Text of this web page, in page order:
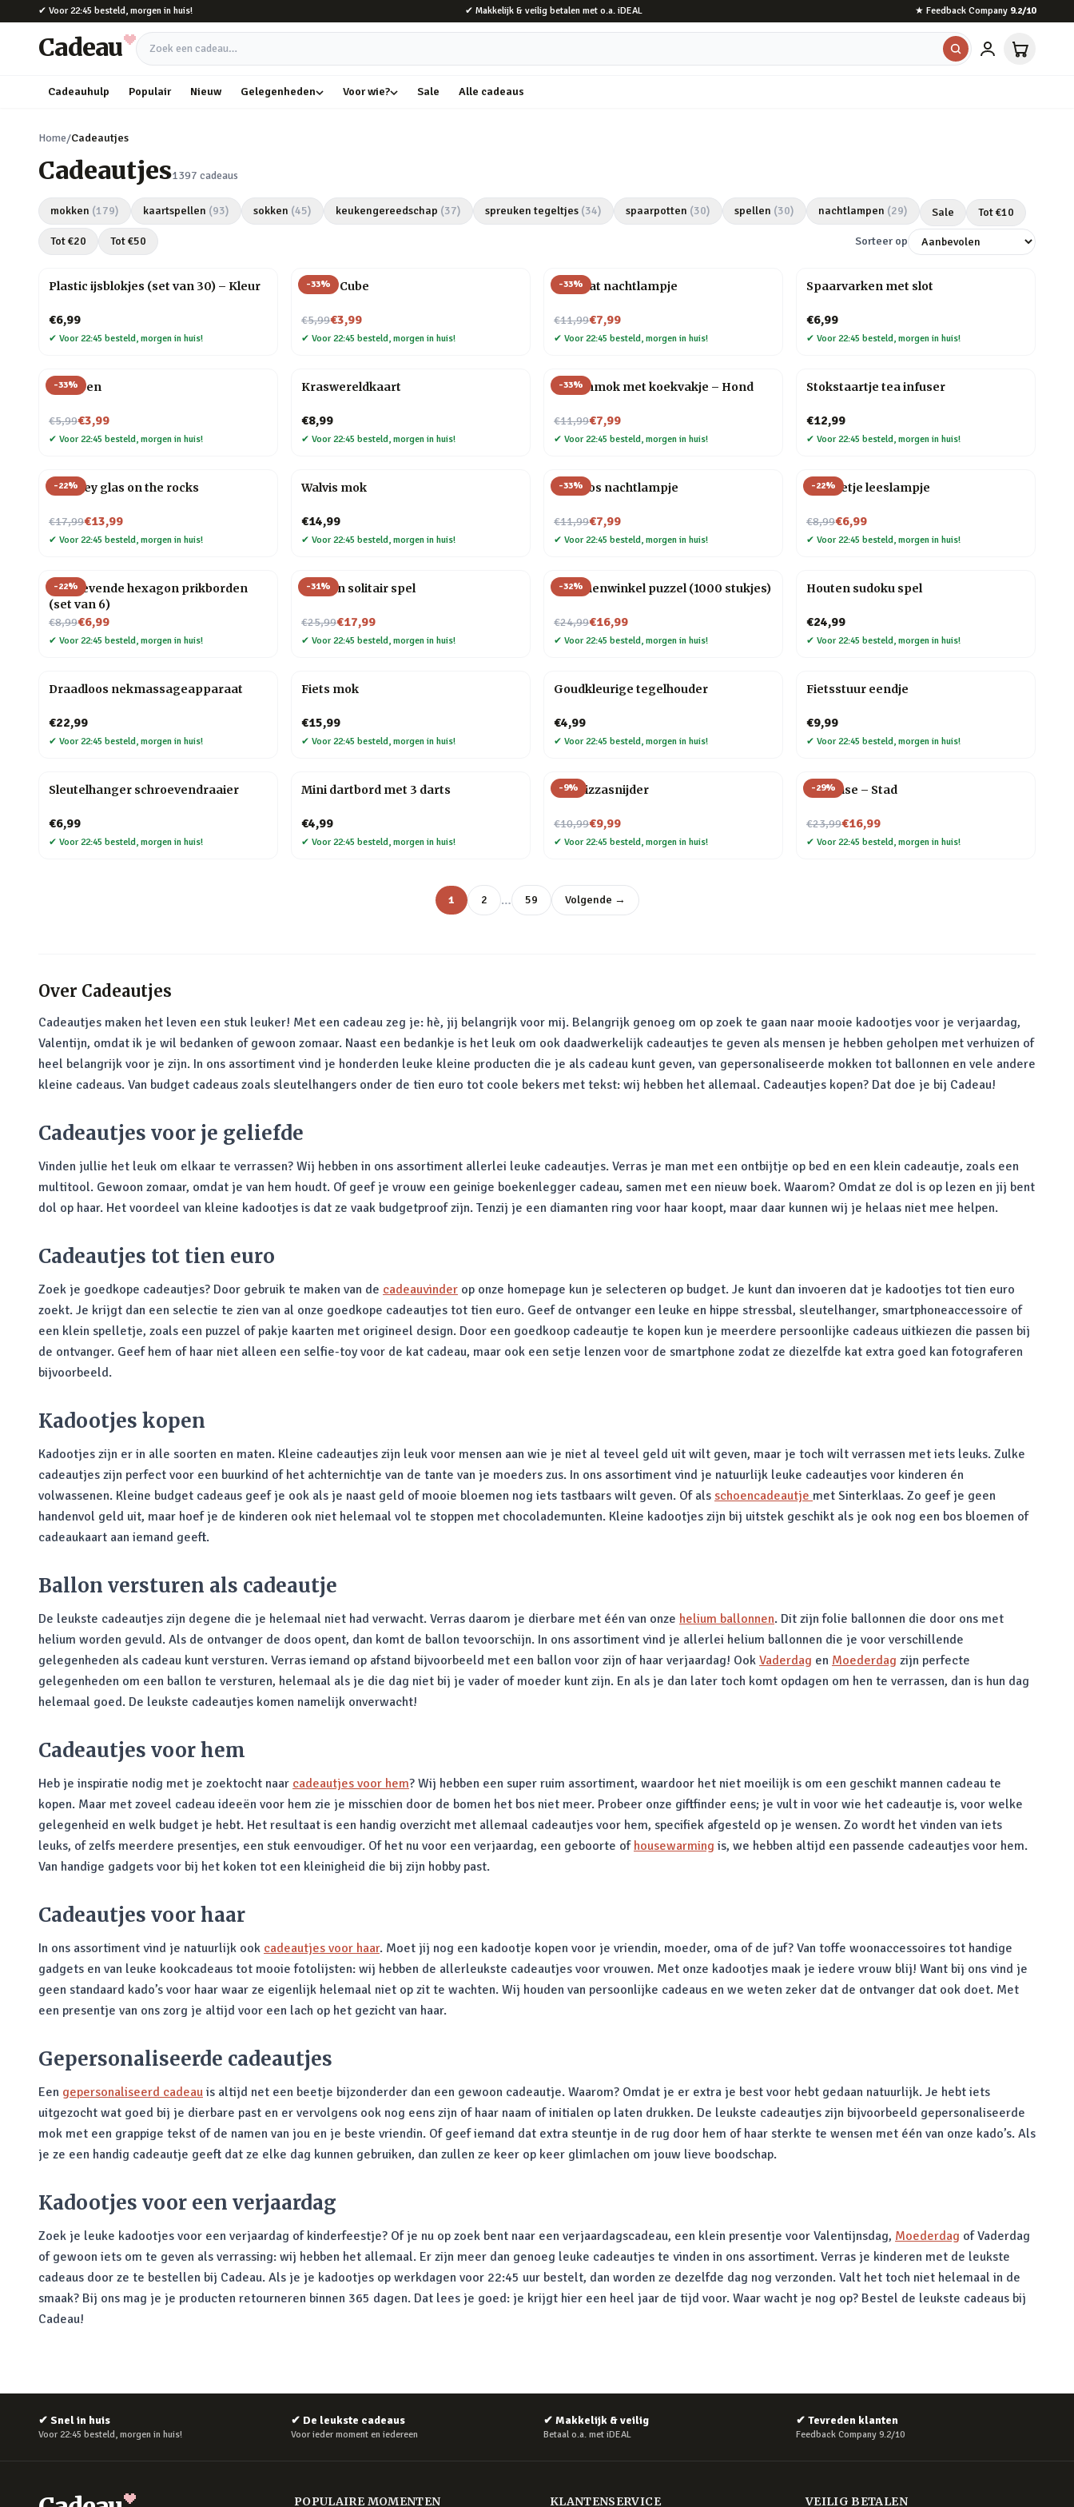
Naar hoofdinhoud
✔ Voor 22:45 besteld, morgen in huis! ✔ Makkelijk & veilig betalen met o.a. iDEAL ★ Feedback Company 9.2/10
Cadeau Zoek een cadeau
Cadeauhulp Populair Nieuw Gelegenheden Voor wie? Sale Alle cadeaus
Home/Cadeautjes
Cadeautjes1397 cadeaus
mokken (179) kaartspellen (93) sokken (45) keukengereedschap (37) spreuken tegeltjes (34) spaarpotten (30) spellen (30) nachtlampen (29) Sale Tot €10
Tot €20 Tot €50 Sorteer op
Plastic ijsblokjes (set van 30) – Kleur
€6,99
✔ Voor 22:45 besteld, morgen in huis!
-33%
Magic Cube
€5,99
Nu voor€3,99
✔ Voor 22:45 besteld, morgen in huis!
-33%
Mini kat nachtlampje
€11,99
Nu voor€7,99
✔ Voor 22:45 besteld, morgen in huis!
Spaarvarken met slot
€6,99
✔ Voor 22:45 besteld, morgen in huis!
-33%
Veer pen
€5,99
Nu voor€3,99
✔ Voor 22:45 besteld, morgen in huis!
Kraswereldkaart
€8,99
✔ Voor 22:45 besteld, morgen in huis!
-33%
Dierenmok met koekvakje – Hond
€11,99
Nu voor€7,99
✔ Voor 22:45 besteld, morgen in huis!
Stokstaartje tea infuser
€12,99
✔ Voor 22:45 besteld, morgen in huis!
-22%
Whiskey glas on the rocks
€17,99
Nu voor€13,99
✔ Voor 22:45 besteld, morgen in huis!
Walvis mok
€14,99
✔ Voor 22:45 besteld, morgen in huis!
-33%
Mini vos nachtlampje
€11,99
Nu voor€7,99
✔ Voor 22:45 besteld, morgen in huis!
-22%
Mannetje leeslampje
€8,99
Nu voor€6,99
✔ Voor 22:45 besteld, morgen in huis!
-22%
Zelfklevende hexagon prikborden
(set van 6)
€8,99
Nu voor€6,99
✔ Voor 22:45 besteld, morgen in huis!
-31%
Houten solitair spel
€25,99
Nu voor€17,99
✔ Voor 22:45 besteld, morgen in huis!
-32%
Bloemenwinkel puzzel (1000 stukjes)
€24,99
Nu voor€16,99
✔ Voor 22:45 besteld, morgen in huis!
Houten sudoku spel
€24,99
✔ Voor 22:45 besteld, morgen in huis!
Draadloos nekmassageapparaat
€22,99
✔ Voor 22:45 besteld, morgen in huis!
Fiets mok
€15,99
✔ Voor 22:45 besteld, morgen in huis!
Goudkleurige tegelhouder
€4,99
✔ Voor 22:45 besteld, morgen in huis!
Fietsstuur eendje
€9,99
✔ Voor 22:45 besteld, morgen in huis!
Sleutelhanger schroevendraaier
€6,99
✔ Voor 22:45 besteld, morgen in huis!
Mini dartbord met 3 darts
€4,99
✔ Voor 22:45 besteld, morgen in huis!
-9%
Kat Pizzasnijder
€10,99
Nu voor€9,99
✔ Voor 22:45 besteld, morgen in huis!
-29%
Flip Vase – Stad
€23,99
Nu voor€16,99
✔ Voor 22:45 besteld, morgen in huis!
1 2 … 59 Volgende →
Over Cadeautjes
Cadeautjes maken het leven een stuk leuker! Met een cadeau zeg je: hè, jij belangrijk voor mij. Belangrijk genoeg om op zoek te gaan naar mooie kadootjes voor je verjaardag,
Valentijn, omdat ik je wil bedanken of gewoon zomaar. Naast een bedankje is het leuk om ook daadwerkelijk cadeautjes te geven als mensen je hebben geholpen met verhuizen of
heel belangrijk voor je zijn. In ons assortiment vind je honderden leuke kleine producten die je als cadeau kunt geven, van gepersonaliseerde mokken tot ballonnen en vele andere
kleine cadeaus. Van budget cadeaus zoals sleutelhangers onder de tien euro tot coole bekers met tekst: wij hebben het allemaal. Cadeautjes kopen? Dat doe je bij Cadeau!
Cadeautjes voor je geliefde
Vinden jullie het leuk om elkaar te verrassen? Wij hebben in ons assortiment allerlei leuke cadeautjes. Verras je man met een ontbijtje op bed en een klein cadeautje, zoals een
multitool. Gewoon zomaar, omdat je van hem houdt. Of geef je vrouw een geinige boekenlegger cadeau, samen met een nieuw boek. Waarom? Omdat ze dol is op lezen en jij bent
dol op haar. Het voordeel van kleine kadootjes is dat ze vaak budgetproof zijn. Tenzij je een diamanten ring voor haar koopt, maar daar kunnen wij je helaas niet mee helpen.
Cadeautjes tot tien euro
Zoek je goedkope cadeautjes? Door gebruik te maken van de cadeauvinder op onze homepage kun je selecteren op budget. Je kunt dan invoeren dat je kadootjes tot tien euro
zoekt. Je krijgt dan een selectie te zien van al onze goedkope cadeautjes tot tien euro. Geef de ontvanger een leuke en hippe stressbal, sleutelhanger, smartphoneaccessoire of
een klein spelletje, zoals een puzzel of pakje kaarten met origineel design. Door een goedkoop cadeautje te kopen kun je meerdere persoonlijke cadeaus uitkiezen die passen bij
de ontvanger. Geef hem of haar niet alleen een selfie-toy voor de kat cadeau, maar ook een setje lenzen voor de smartphone zodat ze diezelfde kat extra goed kan fotograferen
bijvoorbeeld.
Kadootjes kopen
Kadootjes zijn er in alle soorten en maten. Kleine cadeautjes zijn leuk voor mensen aan wie je niet al teveel geld uit wilt geven, maar je toch wilt verrassen met iets leuks. Zulke
cadeautjes zijn perfect voor een buurkind of het achternichtje van de tante van je moeders zus. In ons assortiment vind je natuurlijk leuke cadeautjes voor kinderen én
volwassenen. Kleine budget cadeaus geef je ook als je naast geld of mooie bloemen nog iets tastbaars wilt geven. Of als schoencadeautje met Sinterklaas. Zo geef je geen
handenvol geld uit, maar hoef je de kinderen ook niet helemaal vol te stoppen met chocolademunten. Kleine kadootjes zijn bij uitstek geschikt als je ook nog een bos bloemen of
cadeaukaart aan iemand geeft.
Ballon versturen als cadeautje
De leukste cadeautjes zijn degene die je helemaal niet had verwacht. Verras daarom je dierbare met één van onze helium ballonnen. Dit zijn folie ballonnen die door ons met
helium worden gevuld. Als de ontvanger de doos opent, dan komt de ballon tevoorschijn. In ons assortiment vind je allerlei helium ballonnen die je voor verschillende
gelegenheden als cadeau kunt versturen. Verras iemand op afstand bijvoorbeeld met een ballon voor zijn of haar verjaardag! Ook Vaderdag en Moederdag zijn perfecte
gelegenheden om een ballon te versturen, helemaal als je die dag niet bij je vader of moeder kunt zijn. En als je dan later toch komt opdagen om hen te verrassen, dan is hun dag
helemaal goed. De leukste cadeautjes komen namelijk onverwacht!
Cadeautjes voor hem
Heb je inspiratie nodig met je zoektocht naar cadeautjes voor hem? Wij hebben een super ruim assortiment, waardoor het niet moeilijk is om een geschikt mannen cadeau te
kopen. Maar met zoveel cadeau ideeën voor hem zie je misschien door de bomen het bos niet meer. Probeer onze giftfinder eens; je vult in voor wie het cadeautje is, voor welke
gelegenheid en welk budget je hebt. Het resultaat is een handig overzicht met allemaal cadeautjes voor hem, specifiek afgesteld op je wensen. Zo wordt het vinden van iets
leuks, of zelfs meerdere presentjes, een stuk eenvoudiger. Of het nu voor een verjaardag, een geboorte of housewarming is, we hebben altijd een passende cadeautjes voor hem.
Van handige gadgets voor bij het koken tot een kleinigheid die bij zijn hobby past.
Cadeautjes voor haar
In ons assortiment vind je natuurlijk ook cadeautjes voor haar. Moet jij nog een kadootje kopen voor je vriendin, moeder, oma of de juf? Van toffe woonaccessoires tot handige
gadgets en van leuke kookcadeaus tot mooie fotolijsten: wij hebben de allerleukste cadeautjes voor vrouwen. Met onze kadootjes maak je iedere vrouw blij! Want bij ons vind je
geen standaard kado’s voor haar waar ze eigenlijk helemaal niet op zit te wachten. Wij houden van persoonlijke cadeaus en we weten zeker dat de ontvanger dat ook doet. Met
een presentje van ons zorg je altijd voor een lach op het gezicht van haar.
Gepersonaliseerde cadeautjes
Een gepersonaliseerd cadeau is altijd net een beetje bijzonderder dan een gewoon cadeautje. Waarom? Omdat je er extra je best voor hebt gedaan natuurlijk. Je hebt iets
uitgezocht wat goed bij je dierbare past en er vervolgens ook nog eens zijn of haar naam of initialen op laten drukken. De leukste cadeautjes zijn bijvoorbeeld gepersonaliseerde
mok met een grappige tekst of de namen van jou en je beste vriendin. Of geef iemand dat extra steuntje in de rug door hem of haar sterkte te wensen met één van onze kado’s. Als
je ze een handig cadeautje geeft dat ze elke dag kunnen gebruiken, dan zullen ze keer op keer glimlachen om jouw lieve boodschap.
Kadootjes voor een verjaardag
Zoek je leuke kadootjes voor een verjaardag of kinderfeestje? Of je nu op zoek bent naar een verjaardagscadeau, een klein presentje voor Valentijnsdag, Moederdag of Vaderdag
of gewoon iets om te geven als verrassing: wij hebben het allemaal. Er zijn meer dan genoeg leuke cadeautjes te vinden in ons assortiment. Verras je kinderen met de leukste
cadeaus door ze te bestellen bij Cadeau. Als je je kadootjes op werkdagen voor 22:45 uur bestelt, dan worden ze dezelfde dag nog verzonden. Valt het toch niet helemaal in de
smaak? Bij ons mag je je producten retourneren binnen 365 dagen. Dat lees je goed: je krijgt hier een heel jaar de tijd voor. Waar wacht je nog op? Bestel de leukste cadeaus bij
Cadeau!
✔ Snel in huis
Voor 22:45 besteld, morgen in huis!
✔ De leukste cadeaus
Voor ieder moment en iedereen
✔ Makkelijk & veilig
Betaal o.a. met iDEAL
✔ Tevreden klanten
Feedback Company 9.2/10
POPULAIRE MOMENTEN KLANTENSERVICE VEILIG BETALEN